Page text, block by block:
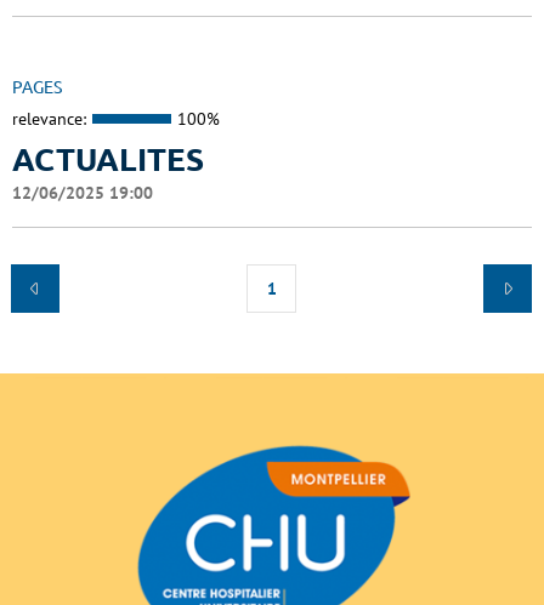
PAGES
relevance: 100%
ACTUALITES
12/06/2025 19:00
1